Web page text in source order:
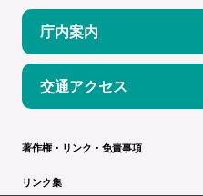
庁内案内
交通アクセス
著作権・リンク・免責事項
リンク集